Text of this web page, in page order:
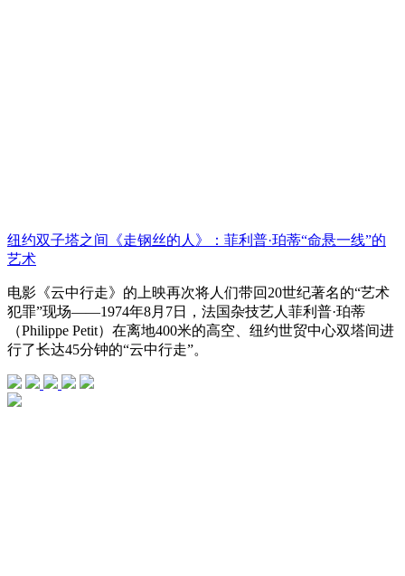
纽约双子塔之间《走钢丝的人》：菲利普·珀蒂“命悬一线”的
艺术
电影《云中行走》的上映再次将人们带回20世纪著名的“艺术
犯罪”现场——1974年8月7日，法国杂技艺人菲利普·珀蒂
（Philippe Petit）在离地400米的高空、纽约世贸中心双塔间进
行了长达45分钟的“云中行走”。